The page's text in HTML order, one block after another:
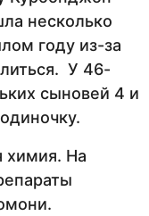
несколько
году из-за
У 46-
сыновей 4 и
химия. На